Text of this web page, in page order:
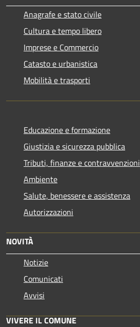
Anagrafe e stato civile
Cultura e tempo libero
Imprese e Commercio
Catasto e urbanistica
Mobilità e trasporti
Educazione e formazione
Giustizia e sicurezza pubblica
Tributi, finanze e contravvenzioni
Ambiente
Salute, benessere e assistenza
Autorizzazioni
NOVITÀ
Notizie
Comunicati
Avvisi
VIVERE IL COMUNE